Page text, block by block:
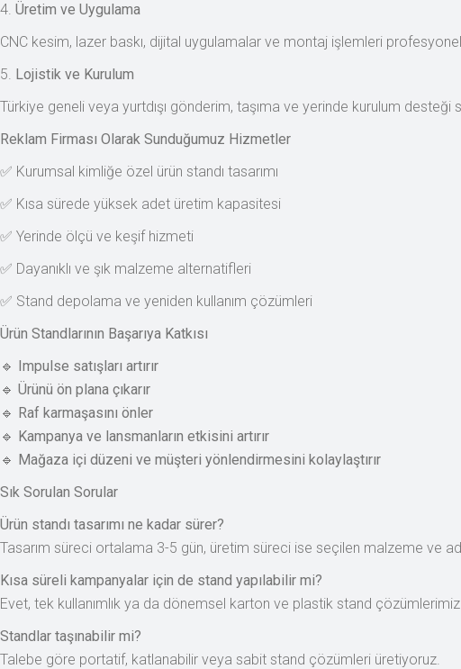
4. Üretim ve Uygulama
CNC kesim, lazer baskı, dijital uygulamalar ve montaj işlemleri
5. Lojistik ve Kurulum
Türkiye geneli veya yurtdışı gönderim, taşıma ve yerinde kurulum desteği
Reklam Firması Olarak Sunduğumuz Hizmetler
✅ Kurumsal kimliğe özel ürün standı tasarımı
✅ Kısa sürede yüksek adet üretim kapasitesi
✅ Yerinde ölçü ve keşif hizmeti
✅ Dayanıklı ve şık malzeme alternatifleri
✅ Stand depolama ve yeniden kullanım çözümleri
Ürün Standlarının Başarıya Katkısı
🔹 Impulse satışları artırır
🔹 Ürünü ön plana çıkarır
🔹 Raf karmaşasını önler
🔹 Kampanya ve lansmanların etkisini artırır
🔹 Mağaza içi düzeni ve müşteri yönlendirmesini kolaylaştırır
Sık Sorulan Sorular
Ürün standı tasarımı ne kadar sürer?
Tasarım süreci ortalama 3-5 gün, üretim süreci ise seçilen malzeme ve
Kısa süreli kampanyalar için de stand yapılabilir mi?
Evet, tek kullanımlık ya da dönemsel karton ve plastik stand
Standlar taşınabilir mi?
Talebe göre portatif, katlanabilir veya sabit stand çözümleri üretiyoruz.